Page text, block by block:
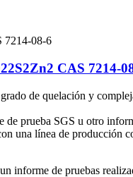
CAS 7214-
de quelación y
prueba SGS u otro
línea de producción
informe de pruebas